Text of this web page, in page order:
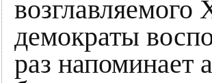
демократы
раз напоминает